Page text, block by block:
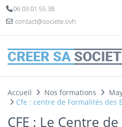
06 03 01 55 38
contact@societe.ovh
Accueil Nos formations
Cfe : centre de Formalités des
CFE : Le Centre
Panneau de gestion des cookies